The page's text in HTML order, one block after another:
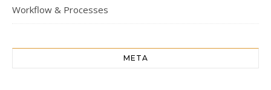
Workflow & Processes
META